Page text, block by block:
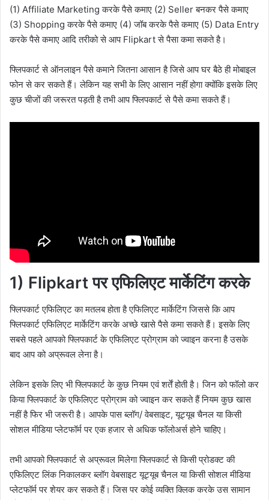
(1) Affiliate Marketing करके पैसे कमाए (2) Seller बनकर पैसे कमाए
(3) Shopping करके पैसे कमाए (4) जॉब करके पैसे कमाए (5) Data Entry
करके पैसे कमाए आदि तरीको से आप Flipkart से पैसा कमा सकते है।
फ्लिपकार्ट से ऑनलाइन पैसे कमाने जितना आसान है जिसे आप घर बैठे ही मोबाइल
फोन से कर सकते हैं। लेकिन यह सभी के लिए आसान नहीं होगा क्योंकि इसके लिए
कुछ चीजों की जरूरत पड़ती है तभी आप फ्लिपकार्ट से पैसे कमा सकते हैं।
1) Flipkart पर एफिलिएट मार्केटिंग करके
फ्लिपकार्ट एफिलिएट का मतलब होता है एफिलिएट मार्केटिंग जिससे कि आप
फ्लिपकार्ट एफिलिएट मार्केटिंग करके अच्छे खासे पैसे कमा सकते हैं। इसके लिए
सबसे पहले आपको फ्लिपकार्ट के एफिलिएट प्रोग्राम को ज्वाइन करना है उसके
बाद आप को अप्रूवल लेना है।
लेकिन इसके लिए भी फ्लिपकार्ट के कुछ नियम एवं शर्तें होती है। जिन को फॉलो कर
किया फ्लिपकार्ट के एफिलिएट प्रोग्राम को ज्वाइन कर सकते हैं नियम कुछ खास
नहीं है फिर भी जरूरी है। आपके पास ब्लॉग/ वेबसाइट, यूट्यूब चैनल या किसी
सोशल मीडिया प्लेटफॉर्म पर एक हजार से अधिक फॉलोअर्स होने चाहिए।
तभी आपको फ्लिपकार्ट से अप्रूवल मिलेगा फ्लिपकार्ट से किसी प्रोडक्ट की
एफिलिएट लिंक निकालकर ब्लॉग वेबसाइट यूट्यूब चैनल या किसी सोशल मीडिया
प्लेटफॉर्म पर शेयर कर सकते हैं। जिस पर कोई व्यक्ति क्लिक करके उस सामान